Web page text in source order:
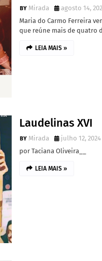
Mirada
agosto 14,
Maria do Carmo Ferreira
que reúne mais de quatro
LEIA MAIS »
Laudelinas XVI
Mirada
julho 12, 2024
por Taciana Oliveira__
LEIA MAIS »